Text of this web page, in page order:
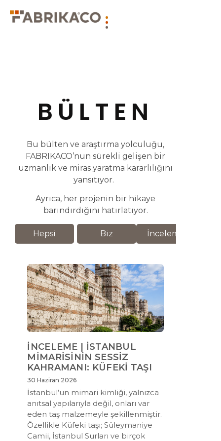
BÜLTEN
Bu bülten ve araştırma yolculuğu,
FABRIKACO’nun sürekli gelişen bir
uzmanlık ve miras yaratma kararlılığını
yansıtıyor.
Ayrıca, her projenin bir hikaye
barındırdığını hatırlatıyor.
Hepsi Biz İnceleme
İNCELEME | İSTANBUL
MİMARİSİNİN SESSİZ
KAHRAMANI: KÜFEKİ TAŞI
30 Haziran 2026
İstanbul’un mimari kimliği, yalnızca
anıtsal yapılarıyla değil, onları var
eden taş malzemeyle şekillenmiştir.
Özellikle Küfeki taşı; Süleymaniye
Camii, İstanbul Surları ve birçok